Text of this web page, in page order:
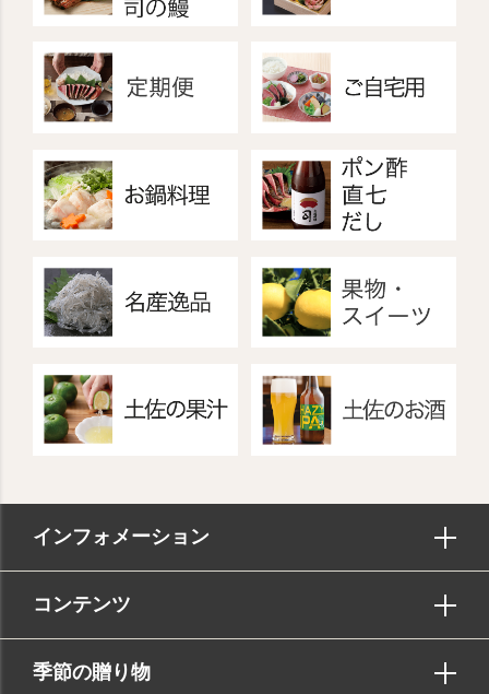
インフォメーション
コンテンツ
季節の贈り物